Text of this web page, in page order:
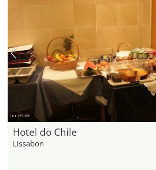
hotel.de
Hotel do Chile
Lissabon